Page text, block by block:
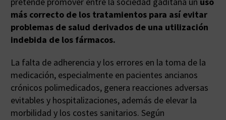
más correcto de los tratamientos para así evitar
problemas de salud derivados de una utilización
indebida de los fármacos.
La falta de adherencia y los errores en la toma de la
medicación, especialmente en pacientes ancianos
crónicos polimedicados, genera reacciones adversas
evitables y hospitalizaciones, además de elevar la
morbilidad y los costes sanitarios. Según